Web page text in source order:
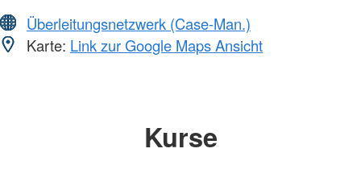
Überleitungsnetzwerk (Case-Man.)
Karte: Link zur Google Maps Ansicht
Kurse